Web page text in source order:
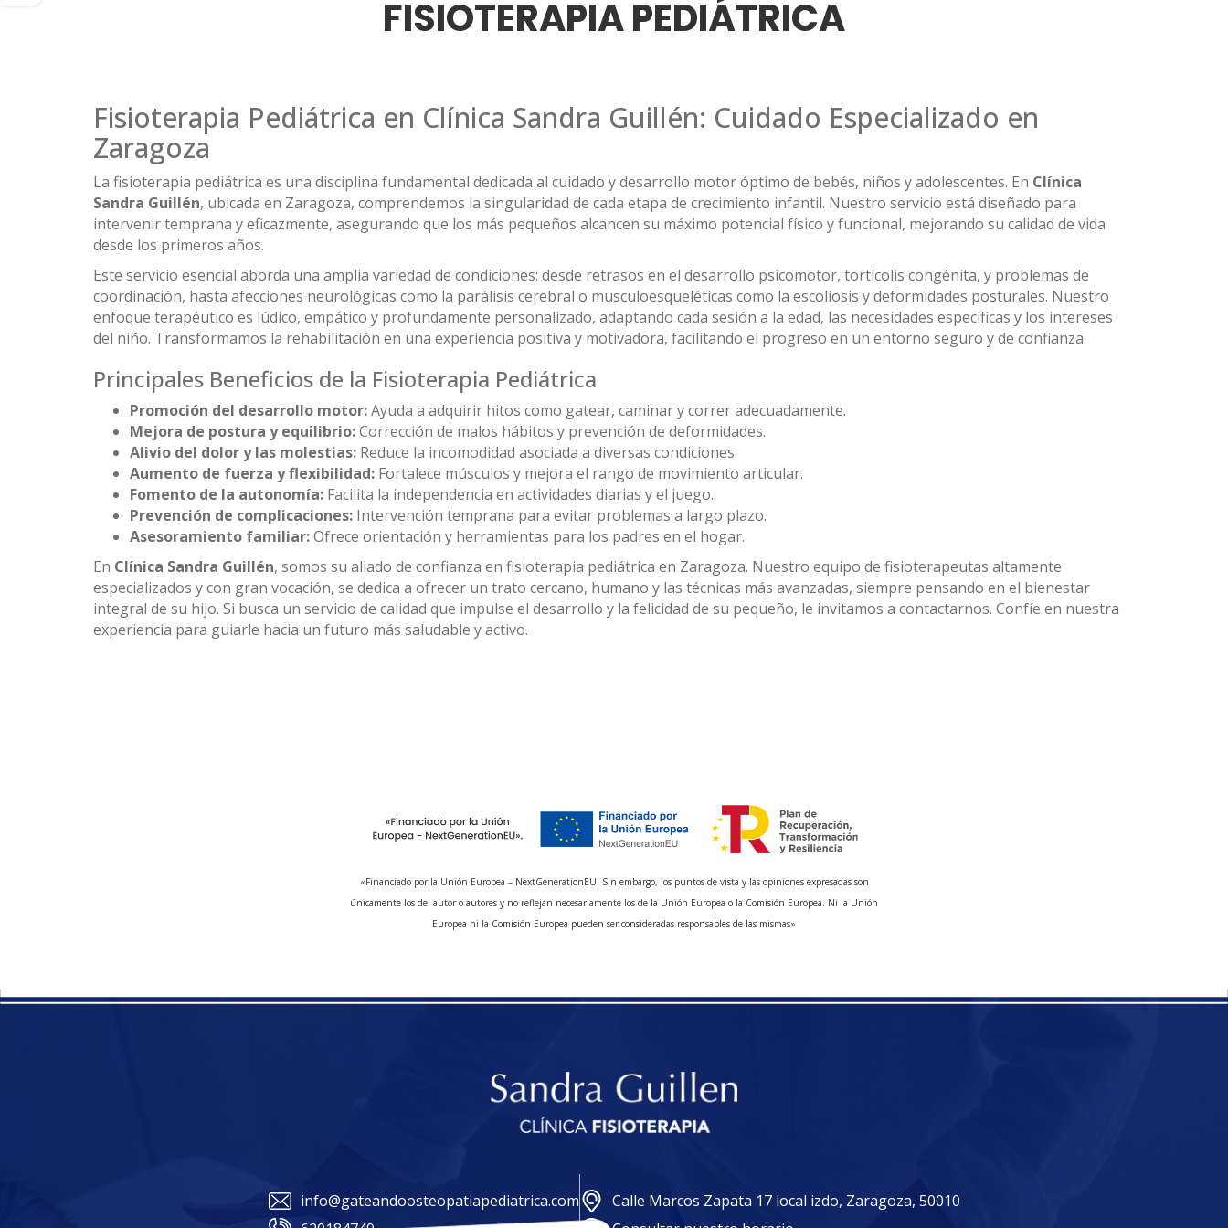
FISIOTERAPIA PEDIÁTRICA
Fisioterapia Pediátrica en Clínica Sandra Guillén: Cuidado Especializado en
Zaragoza
La fisioterapia pediátrica es una disciplina fundamental dedicada al cuidado y desarrollo motor óptimo de bebés, niños y adolescentes. En Clínica
Sandra Guillén, ubicada en Zaragoza, comprendemos la singularidad de cada etapa de crecimiento infantil. Nuestro servicio está diseñado para
intervenir temprana y eficazmente, asegurando que los más pequeños alcancen su máximo potencial físico y funcional, mejorando su calidad de vida
desde los primeros años.
Este servicio esencial aborda una amplia variedad de condiciones: desde retrasos en el desarrollo psicomotor, tortícolis congénita, y problemas de
coordinación, hasta afecciones neurológicas como la parálisis cerebral o musculoesqueléticas como la escoliosis y deformidades posturales. Nuestro
enfoque terapéutico es lúdico, empático y profundamente personalizado, adaptando cada sesión a la edad, las necesidades específicas y los intereses
del niño. Transformamos la rehabilitación en una experiencia positiva y motivadora, facilitando el progreso en un entorno seguro y de confianza.
Principales Beneficios de la Fisioterapia Pediátrica
Promoción del desarrollo motor:Ayuda a adquirir hitos como gatear, caminar y correr adecuadamente.
Mejora de postura y equilibrio:Corrección de malos hábitos y prevención de deformidades.
Alivio del dolor y las molestias: Reduce la incomodidad asociada a diversas condiciones.
Aumento de fuerza y flexibilidad: Fortalece músculos y mejora el rango de movimiento articular.
Fomento de la autonomía: Facilita la independencia en actividades diarias y el juego.
Prevención de complicaciones: Intervención temprana para evitar problemas a largo plazo.
Asesoramiento familiar:Ofrece orientación y herramientas para los padres en el hogar.
En Clínica Sandra Guillén, somos su aliado de confianza en fisioterapia pediátrica en Zaragoza. Nuestro equipo de fisioterapeutas altamente
especializados y con gran vocación, se dedica a ofrecer un trato cercano, humano y las técnicas más avanzadas, siempre pensando en el bienestar
integral de su hijo. Si busca un servicio de calidad que impulse el desarrollo y la felicidad de su pequeño, le invitamos a contactarnos. Confíe en nuestra
experiencia para guiarle hacia un futuro más saludable y activo.
«Financiado por la Unión Europea – NextGenerationEU. Sin embargo, los puntos de vista y las opiniones expresadas son
únicamente los del autor o autores y no reflejan necesariamente los de la Unión Europea o la Comisión Europea. Ni la Unión
Europea ni la Comisión Europea pueden ser consideradas responsables de las mismas»
info@gateandoosteopatiapediatrica.com
Calle Marcos Zapata 17 local izdo, Zaragoza, 50010